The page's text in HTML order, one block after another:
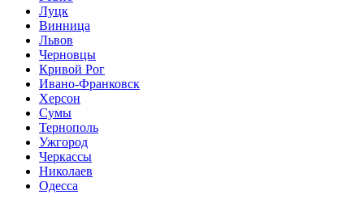
Луцк
Винница
Львов
Черновцы
Кривой Рог
Ивано-Франковск
Херсон
Сумы
Тернополь
Ужгород
Черкассы
Николаев
Одесса